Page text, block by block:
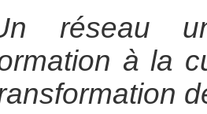
réseau
à la